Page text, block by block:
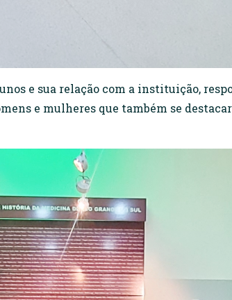
e sua relação com a instituição,
e mulheres que também se